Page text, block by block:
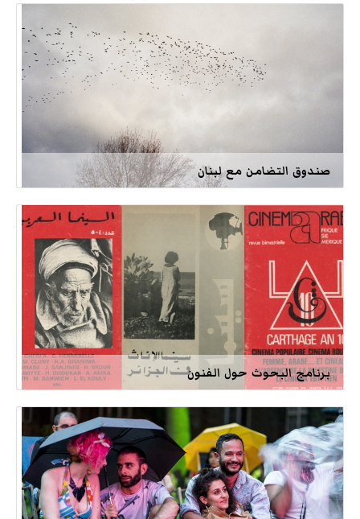
صندوق التضامن مع لبنان
برنامج البحوث حول الفنون